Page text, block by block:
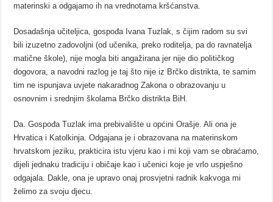
materinski a odgajamo ih na vrednotama kršćanstva.
Dosadašnja učiteljica, gospođa Ivana Tuzlak, s čijim radom su svi
bili izuzetno zadovoljni (od učenika, preko roditelja, pa do ravnatelja
matične škole), nije mogla biti angažirana jer nije dio političkog
dogovora, a navodni razlog je taj što nije iz Brčko distrikta, te samim
tim ne ispunjava uvjete nakaradnog Zakona o obrazovanju u
osnovnim i srednjim školama Brčko distrikta BiH.
Da. Gospođa Tuzlak ima prebivalište u općini Orašje. Ali ona je
Hrvatica i Katolkinja. Odgajana je i obrazovana na materinskom
hrvatskom jeziku, prakticira istu vjeru kao i mi koji vam se obraćamo,
dijeli jednaku tradiciju i običaje kao i učenici koje je vrlo uspješno
odgajala. Dakle, ona je upravo onaj prosvjetni radnik kakvoga mi
želimo za svoju djecu.